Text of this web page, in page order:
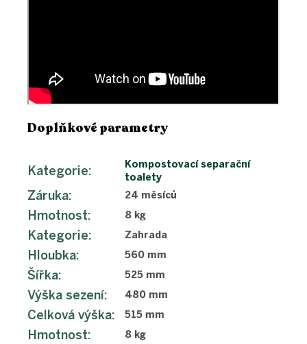
Doplňkové parametry
Kategorie:
Kompostovací separační
toalety
Záruka: 24 měsíců
Hmotnost: 8 kg
Kategorie: Zahrada
Hloubka: 560 mm
Šířka: 525 mm
Výška sezení: 480 mm
Celková výška: 515 mm
Hmotnost: 8 kg